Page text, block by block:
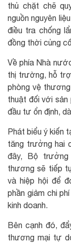
thủ chặt chẽ
nguồn nguyên
điều tra chống
đồng thời củng
Về phía Nhà
thị trường, hỗ
phòng vệ
thuật đối với sản
đầu tư ổn định,
Phát biểu ý kiến
tăng trưởng hai
đây, Bộ trưởng
thương sẽ tiếp
và hiệp hội để
phần giảm chi
kinh doanh.
Bên cạnh đó,
thương mại tự